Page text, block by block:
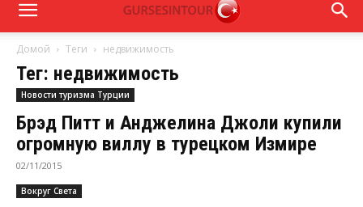
Домой Теги недвижимость
Тег: недвижимость
Новости туризма Турции
Брэд Питт и Анджелина Джоли купили
огромную виллу в турецком Измире
02/11/2015
Вокруг Света